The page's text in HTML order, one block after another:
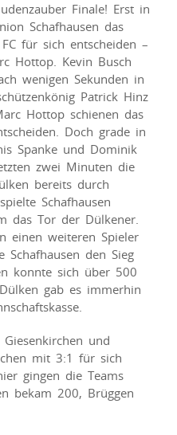
Finale! Erst in
Schafhausen das
für sich entscheiden –
Hottop. Kevin Busch
wenigen Sekunden in
Patrick Hinz
Hottop schienen das
Doch grade in
Spanke und Dominik
zwei Minuten die
bereits durch
Schafhausen
das Tor der Dülkener.
einen weiteren Spieler
den Sieg
konnte sich über 500
gab es immerhin
und
mit 3:1 für sich
gingen die Teams
bekam 200, Brüggen